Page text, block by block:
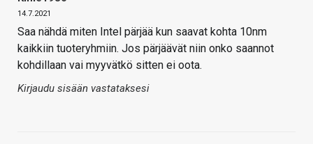
14.7.2021
Saa nähdä miten Intel pärjää kun saavat kohta 10nm
kaikkiin tuoteryhmiin. Jos pärjäävät niin onko saannot
kohdillaan vai myyvätkö sitten ei oota.
Kirjaudu sisään vastataksesi